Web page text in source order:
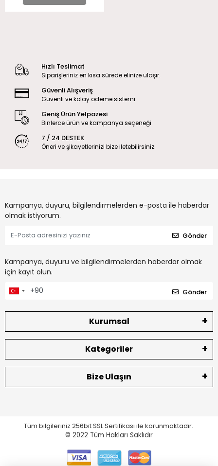
Hızlı Teslimat
Siparişleriniz en kısa sürede elinize ulaşır.
Güvenli Alışveriş
Güvenli ve kolay ödeme sistemi
Geniş Ürün Yelpazesi
Binlerce ürün ve kampanya seçeneği
7 / 24 DESTEK
Öneri ve şikayetlerinizi bize iletebilirsiniz.
Kampanya, duyuru, bilgilendirmelerden e-posta ile haberdar
olmak istiyorum.
Gönder
Kampanya, duyuru ve bilgilendirmelerden haberdar olmak
için kayıt olun.
Gönder
Kurumsal
Kategoriler
Bize Ulaşın
Tüm bilgileriniz 256bit SSL Sertifikası ile korunmaktadır.
© 2022 Tüm Hakları Saklıdır